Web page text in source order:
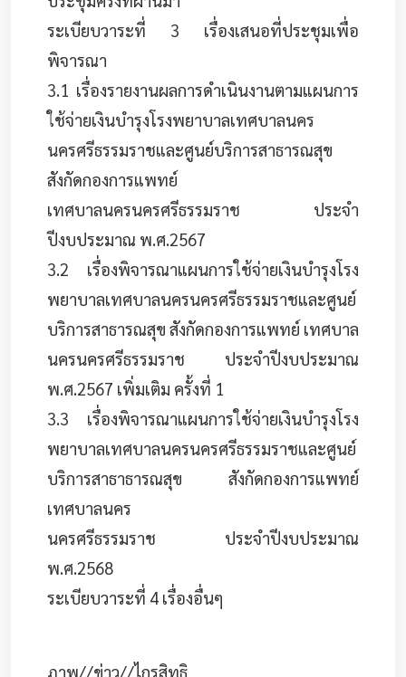
ระเบียบวาระที่ 3 เรื่องเสนอที่ประชุมเพื่อ
พิจารณา
3.1 เรื่องรายงานผลการดำเนินงานตามแผนการ
ใช้จ่ายเงินบำรุงโรงพยาบาลเทศบาลนคร
นครศรีธรรมราชและศูนย์บริการสาธารณสุข
สังกัดกองการแพทย์
เทศบาลนครนครศรีธรรมราช ประจำ
ปีงบประมาณ พ.ศ.2567
3.2 เรื่องพิจารณาแผนการใช้จ่ายเงินบำรุงโรง
พยาบาลเทศบาลนครนครศรีธรรมราชและศูนย์
บริการสาธารณสุข สังกัดกองการแพทย์ เทศบาล
นครนครศรีธรรมราช ประจำปีงบประมาณ
พ.ศ.2567 เพิ่มเติม ครั้งที่ 1
3.3 เรื่องพิจารณาแผนการใช้จ่ายเงินบำรุงโรง
พยาบาลเทศบาลนครนครศรีธรรมราชและศูนย์
บริการสาธาธารณสุข สังกัดกองการแพทย์
เทศบาลนคร
นครศรีธรรมราช ประจำปีงบประมาณ
พ.ศ.2568
ระเบียบวาระที่ 4 เรื่องอื่นๆ
ภาพ//ข่าว//ไกรสิทธิ